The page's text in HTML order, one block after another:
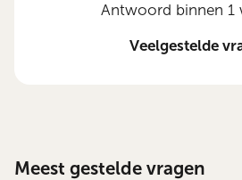
Antwoord binnen 1
Veelgestelde
Meest gestelde vragen